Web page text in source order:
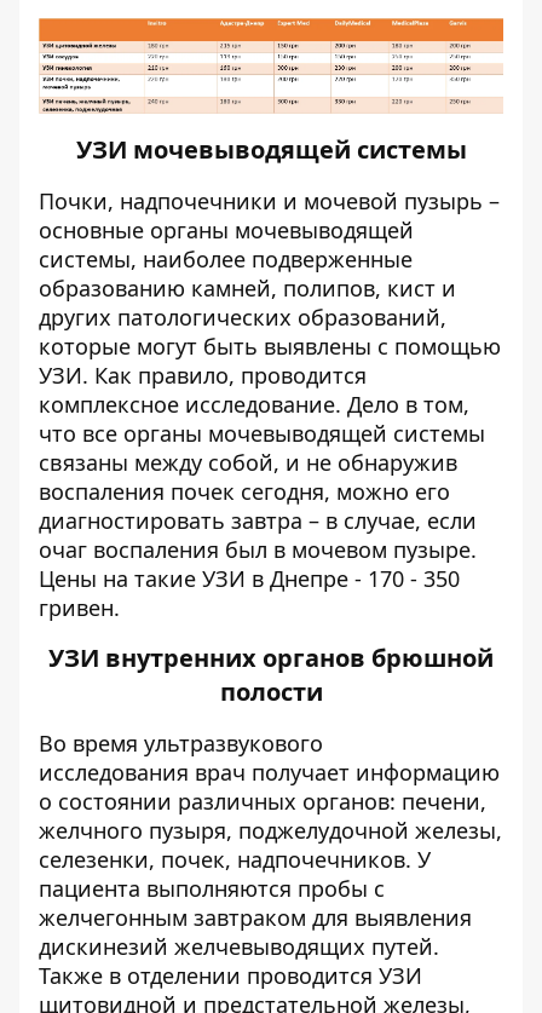
УЗИ мочевыводящей системы
Почки, надпочечники и мочевой пузырь –
основные органы мочевыводящей
системы, наиболее подверженные
образованию камней, полипов, кист и
других патологических образований,
которые могут быть выявлены с помощью
УЗИ. Как правило, проводится
комплексное исследование. Дело в том,
что все органы мочевыводящей системы
связаны между собой, и не обнаружив
воспаления почек сегодня, можно его
диагностировать завтра – в случае, если
очаг воспаления был в мочевом пузыре.
Цены на такие УЗИ в Днепре - 170 - 350
гривен.
УЗИ внутренних органов брюшной
полости
Во время ультразвукового
исследования врач получает информацию
о состоянии различных органов: печени,
желчного пузыря, поджелудочной железы,
селезенки, почек, надпочечников. У
пациента выполняются пробы с
желчегонным завтраком для выявления
дискинезий желчевыводящих путей.
Также в отделении проводится УЗИ
щитовидной и предстательной железы,